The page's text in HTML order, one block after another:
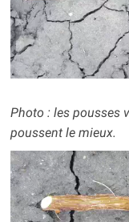
Photo : les pousses
poussent le mieux.